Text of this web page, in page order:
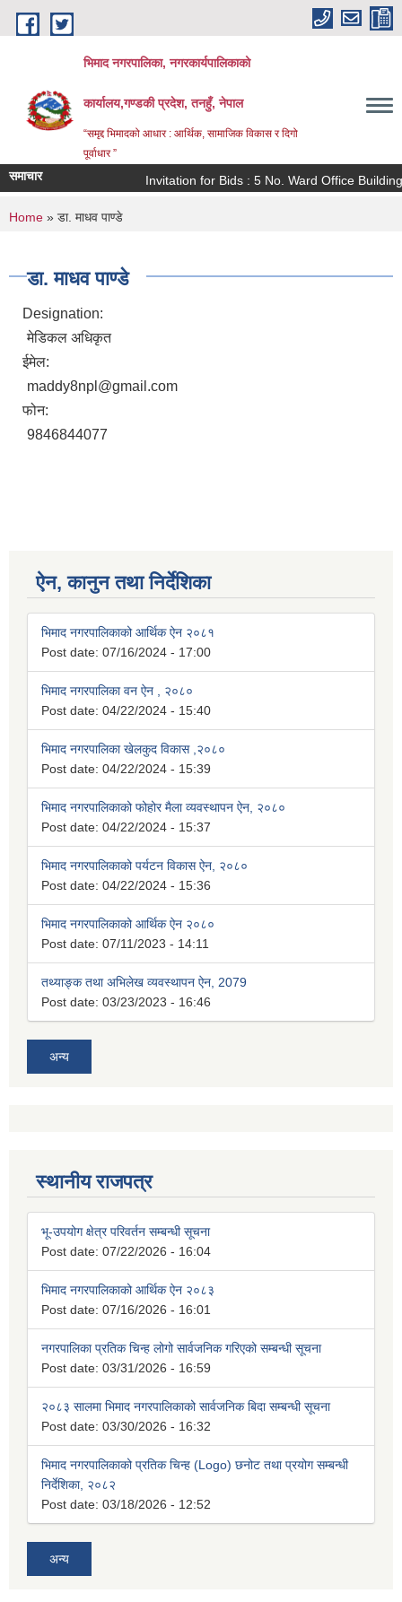
Skip to main content
भिमाद नगरपालिका, नगरकार्यपालिकाको
कार्यालय,गण्डकी प्रदेश, तनहुँ, नेपाल
“समृद्द भिमादको आधार : आर्थिक, सामाजिक विकास र दिगो
पूर्वाधार ”
समाचार Invitation for Bids : 5 No. Ward Office
You are here
Home » डा. माधव पाण्डे
डा. माधव पाण्डे
Designation:
मेडिकल अधिकृत
ईमेल:
maddy8npl@gmail.com
फोन:
9846844077
ऐन, कानुन तथा निर्देशिका
भिमाद नगरपालिकाको आर्थिक ऐन २०८१
Post date: 07/16/2024 - 17:00
भिमाद नगरपालिका वन ऐन , २०८०
Post date: 04/22/2024 - 15:40
भिमाद नगरपालिका खेलकुद विकास ,२०८०
Post date: 04/22/2024 - 15:39
भिमाद नगरपालिकाको फोहोर मैला व्यवस्थापन ऐन, २०८०
Post date: 04/22/2024 - 15:37
भिमाद नगरपालिकाको पर्यटन विकास ऐन, २०८०
Post date: 04/22/2024 - 15:36
भिमाद नगरपालिकाको आर्थिक ऐन २०८०
Post date: 07/11/2023 - 14:11
तथ्याङ्क तथा अभिलेख व्यवस्थापन ऐन, 2079
Post date: 03/23/2023 - 16:46
अन्य
स्थानीय राजपत्र
भू-उपयोग क्षेत्र परिवर्तन सम्बन्धी सूचना
Post date: 07/22/2026 - 16:04
भिमाद नगरपालिकाको आर्थिक ऐन २०८३
Post date: 07/16/2026 - 16:01
नगरपालिका प्रतिक चिन्ह लोगो सार्वजनिक गरिएको सम्बन्धी सूचना
Post date: 03/31/2026 - 16:59
२०८३ सालमा भिमाद नगरपालिकाको सार्वजनिक बिदा सम्बन्धी सूचना
Post date: 03/30/2026 - 16:32
भिमाद नगरपालिकाको प्रतिक चिन्ह (Logo) छनोट तथा प्रयोग सम्बन्धी
निर्देशिका, २०८२
Post date: 03/18/2026 - 12:52
अन्य